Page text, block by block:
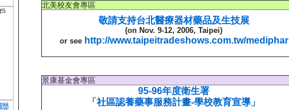
北美校友會專區
敬請支持台北醫療器材藥品及生技展
(on Nov. 9-12, 2006, Taipei)
or see http://www.taipeitradeshows.com.tw/mediphar
景康基金會專區
95-96年度衛生署
「社區認養藥事服務計畫-學校教育宣導」